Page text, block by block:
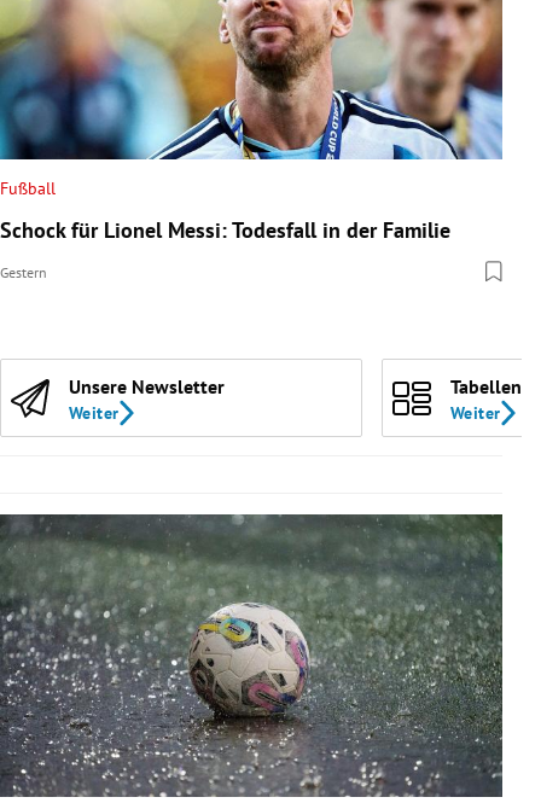
Fußball
Schock für Lionel Messi: Todesfall in der Familie
Gestern
Unsere Newsletter
Weiter
Tabellen
Weiter